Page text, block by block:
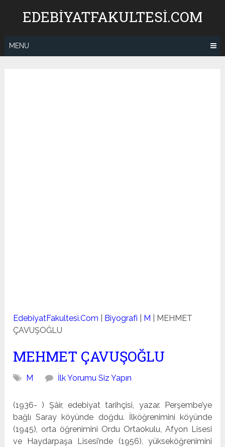
EDEBIYATFAKULTESI.COM
MENU
EdebiyatFakultesi.Com Biyografi M
MEHMET
ÇAVUŞOĞLU
MEHMET ÇAVUŞOĞLU
M İlk Yorumu Siz Yapın
(1936- ) Şâir, edebiyat tarihçisi, yazar. Perşembe’ye
bağlı Saray köyünde doğdu. İlköğrenimini köyünde
(1945), orta öğreni­mini Ordu Ortaokulu, Afyon Lisesi
ve Haydarpaşa Lisesi’nde (1956), yükseköğrenimini